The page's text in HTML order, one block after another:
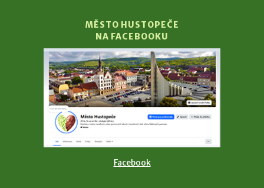
MĚSTO HUSTOPEČE
NA FACEBOOKU
Facebook